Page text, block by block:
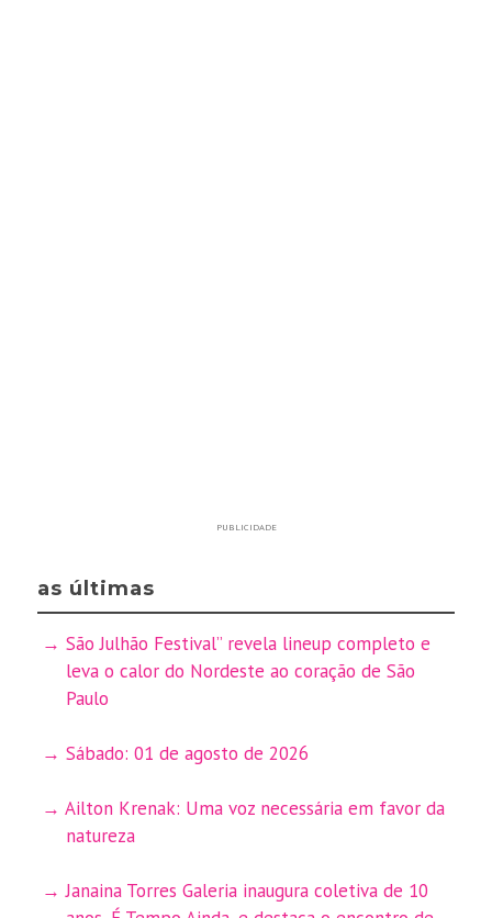
PUBLICIDADE
as últimas
São Julhão Festival” revela lineup completo e
leva o calor do Nordeste ao coração de São
Paulo
Sábado: 01 de agosto de 2026
Ailton Krenak: Uma voz necessária em favor da
natureza
Janaina Torres Galeria inaugura coletiva de 10